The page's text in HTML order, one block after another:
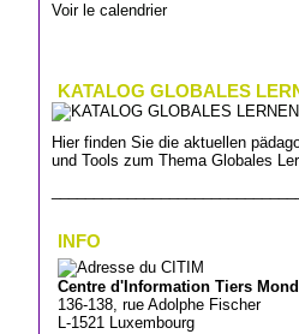
Voir le calendrier
KATALOG GLOBALES
Hier finden Sie die aktuellen
und Tools zum Thema Globales
INFO
Centre d'Information Tiers
136-138, rue Adolphe Fischer
L-1521 Luxembourg